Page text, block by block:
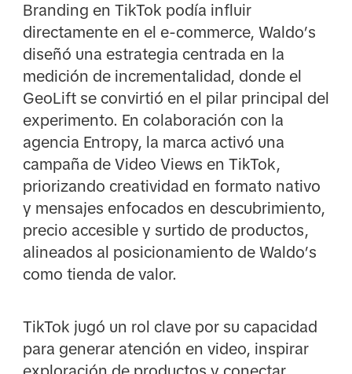
Branding en TikTok podía influir
directamente en el e-commerce, Waldo’s
diseñó una estrategia centrada en la
medición de incrementalidad, donde el
GeoLift se convirtió en el pilar principal del
experimento. En colaboración con la
agencia Entropy, la marca activó una
campaña de Video Views en TikTok,
priorizando creatividad en formato nativo
y mensajes enfocados en descubrimiento,
precio accesible y surtido de productos,
alineados al posicionamiento de Waldo’s
como tienda de valor.
TikTok jugó un rol clave por su capacidad
para generar atención en video, inspirar
exploración de productos y conectar